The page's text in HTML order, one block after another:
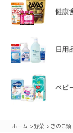
ホーム >野菜 > きのこ類